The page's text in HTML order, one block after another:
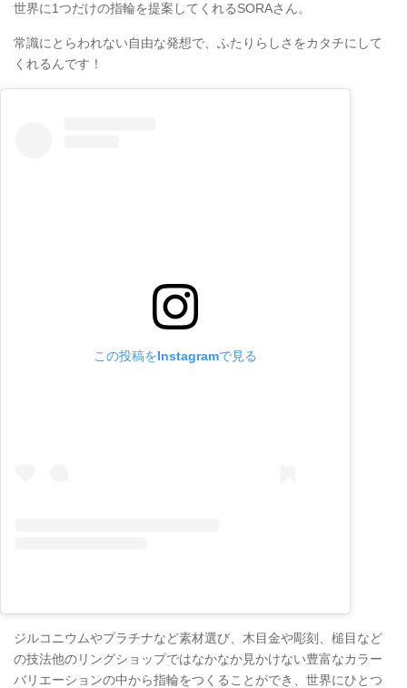
世界に1つだけの指輪を提案してくれるSORAさん。
常識にとらわれない自由な発想で、ふたりらしさをカタチにして
くれるんです！
この投稿をInstagramで見る
ジルコニウムやプラチナなど素材選び、木目金や彫刻、槌目など
の技法他のリングショップではなかなか見かけない豊富なカラー
バリエーションの中から指輪をつくることができ、世界にひとつ